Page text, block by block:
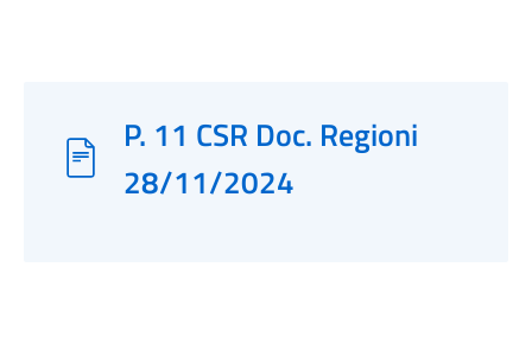
P. 11 CSR Doc. Regioni
28/11/2024